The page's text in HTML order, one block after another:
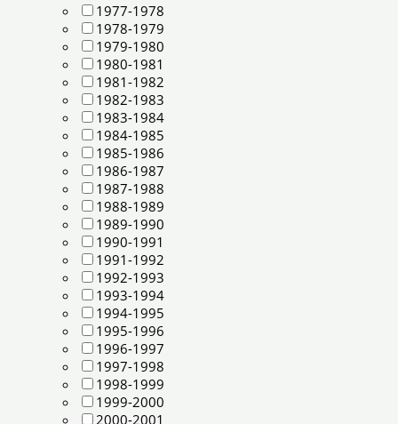
1977-1978
1978-1979
1979-1980
1980-1981
1981-1982
1982-1983
1983-1984
1984-1985
1985-1986
1986-1987
1987-1988
1988-1989
1989-1990
1990-1991
1991-1992
1992-1993
1993-1994
1994-1995
1995-1996
1996-1997
1997-1998
1998-1999
1999-2000
2000-2001